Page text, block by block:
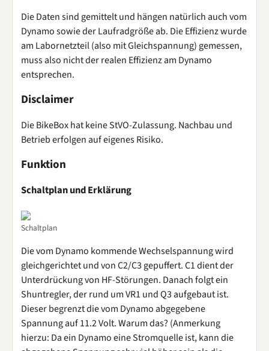
Die Daten sind gemittelt und hängen natürlich auch vom
Dynamo sowie der Laufradgröße ab. Die Effizienz wurde
am Labornetzteil (also mit Gleichspannung) gemessen,
muss also nicht der realen Effizienz am Dynamo
entsprechen.
Disclaimer
Die BikeBox hat keine StVO-Zulassung. Nachbau und
Betrieb erfolgen auf eigenes Risiko.
Funktion
Schaltplan und Erklärung
Schaltplan
Die vom Dynamo kommende Wechselspannung wird
gleichgerichtet und von C2/C3 gepuffert. C1 dient der
Unterdrückung von HF-Störungen. Danach folgt ein
Shuntregler, der rund um VR1 und Q3 aufgebaut ist.
Dieser begrenzt die vom Dynamo abgegebene
Spannung auf 11.2 Volt. Warum das? (Anmerkung
hierzu: Da ein Dynamo eine Stromquelle ist, kann die